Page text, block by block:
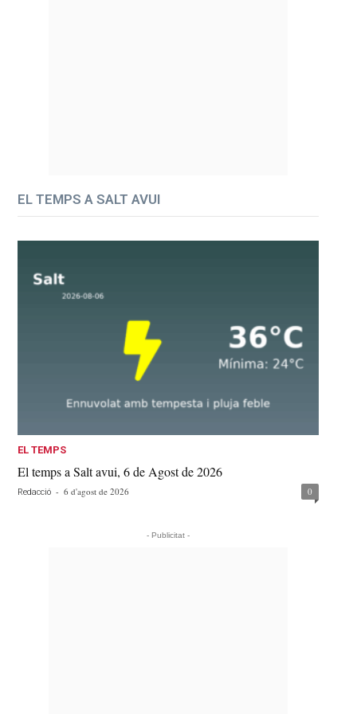
EL TEMPS A SALT AVUI
EL TEMPS
El temps a Salt avui, 6 de Agost de 2026
Redacció - 6 d'agost de 2026 0
- Publicitat -